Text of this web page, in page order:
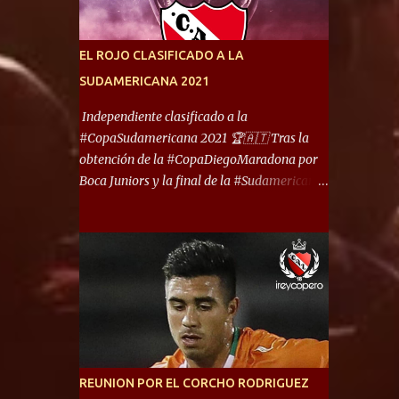
ello son protagonistas de un clásico de los
transitó por la primera división del fútbol
local durante muchos años. Dock Sud es otro
de los que comparten esas tierras, aunque el
foco de atención es la convivencia
Independiente - Racing. “No encuentro, más
clubes y tanta gente en este deporte”,
afirmó Facundo Moyano. “Creo que
Avellaneda...
EL ROJO CLASIFICADO A LA
SUDAMERICANA 2021
Independiente clasificado a la
#CopaSudamericana 2021 🏆🇦🇹 Tras la
obtención de la #CopaDiegoMaradona por
Boca Juniors y la final de la #Sudamericana
condiciones el Rey de Copas se clasifica a la
Copa Sudamericana de este 2021. En este
año, la Sudamericana sufrirá modificaciones
en su formato, que iniciará en fase de grupos
con 6 partidos, de los cuales sólo los
primeros de cada grupo jugarán los 8vos.
REUNION POR EL CORCHO RODRIGUEZ